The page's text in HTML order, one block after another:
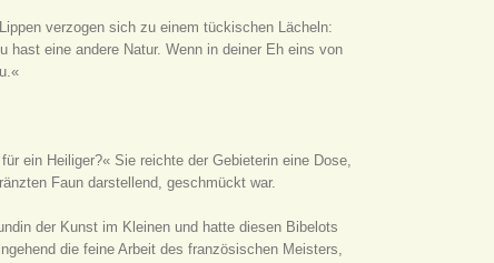
verzogen sich zu einem tückischen Lächeln:
eine andere Natur. Wenn in deiner Eh eins von
ein Heiliger?« Sie reichte der Gebieterin eine Dose,
Faun darstellend, geschmückt war.
der Kunst im Kleinen und hatte diesen Bibelots
die feine Arbeit des französischen Meisters,